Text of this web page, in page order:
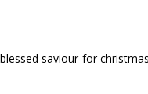
saviour-for